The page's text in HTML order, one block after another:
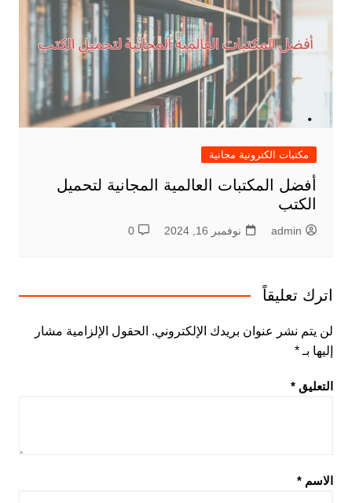
مكتبات الكترونية مجانية
أفضل المكتبات العالمية المجانية لتحميل
الكتب
admin نوفمبر 16, 2024 0
اترك تعليقاً
لن يتم نشر عنوان بريدك الإلكتروني. الحقول الإلزامية مشار
إليها بـ *
التعليق *
الاسم *